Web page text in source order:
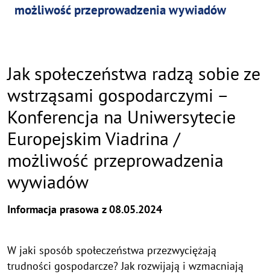
możliwość przeprowadzenia wywiadów
Jak społeczeństwa radzą sobie ze
wstrząsami gospodarczymi –
Konferencja na Uniwersytecie
Europejskim Viadrina /
możliwość przeprowadzenia
wywiadów
Informacja prasowa z 08.05.2024
W jaki sposób społeczeństwa przezwyciężają
trudności gospodarcze? Jak rozwijają i wzmacniają